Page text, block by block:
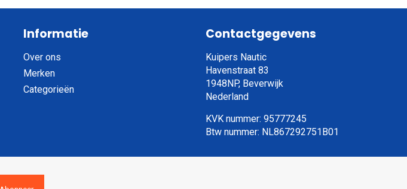
Informatie
Over ons
Merken
Categorieën
Contactgegevens
Kuipers Nautic
Havenstraat 83
1948NP, Beverwijk
Nederland
KVK nummer: 95777245
Btw nummer: NL867292751B01